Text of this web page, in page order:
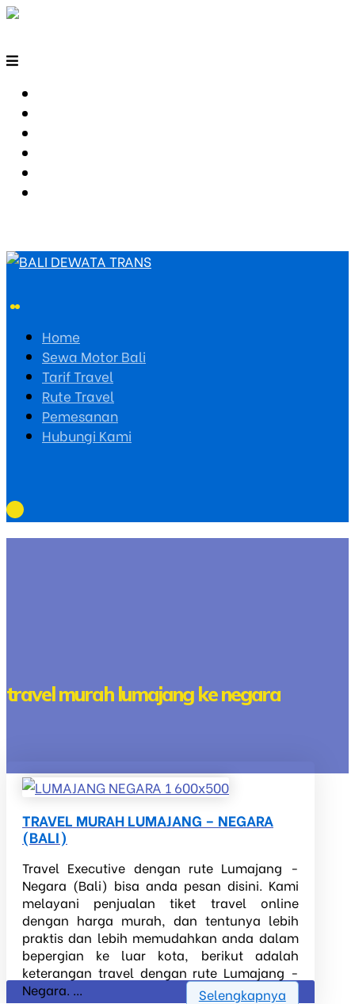
Home
Sewa Motor Bali
Tarif Travel
Rute Travel
Pemesanan
Hubungi Kami
travel murah lumajang ke negara
TRAVEL MURAH LUMAJANG – NEGARA
(BALI)
Travel Executive dengan rute Lumajang -
Negara (Bali) bisa anda pesan disini. Kami
melayani penjualan tiket travel online
dengan harga murah, dan tentunya lebih
praktis dan lebih memudahkan anda dalam
bepergian ke luar kota, berikut adalah
keterangan travel dengan rute Lumajang -
Negara. ...
Selengkapnya